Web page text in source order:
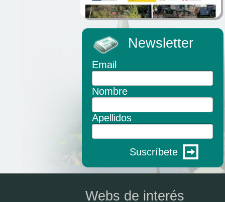
Newsletter
Email
Nombre
Apellidos
Suscríbete
Webs de interés